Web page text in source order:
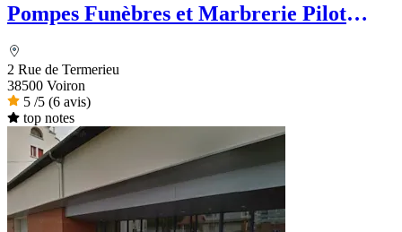
Pompes Funèbres et Marbrerie Pilot
2 Rue de Termerieu
38500 Voiron
5 /5 (6 avis)
top notes